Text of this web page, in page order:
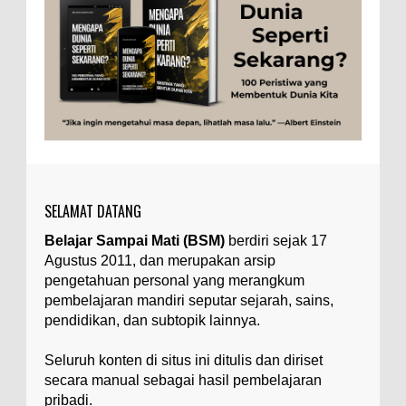
Tubuh Manusia
Umum
Togel
Ilustrasi/zdnet.com Ini adalah catatan penutup
untuk dua catatan saya sebelumnya ( Judi Togel
dan Impian Tolol Kaya Mendadak dan Tidak Ada ...
Apa yang Disebut Impurities?
Apa yang Disebut Badan Golgi?
Ilustrasi/utakatikotak.com Badan Golgi (disebut
pula aparatus Golgi, kompleks Golgi, atau
diktiosom) adalah organel yang dikaitkan
denga...
Apakah UFO Benar-benar Ada?
Ilustrasi/istimewa Sebagian orang percaya UFO
UFO benar-benar tidak ada. Manakah yang
benar...
SELAMAT DATANG
Belajar Sampai Mati (BSM) berdiri sejak 17
Agustus 2011, dan merupakan arsip
pengetahuan personal yang merangkum
pembelajaran mandiri seputar sejarah, sains,
pendidikan, dan subtopik lainnya.
Seluruh konten di situs ini ditulis dan diriset
secara manual sebagai hasil pembelajaran
pribadi.